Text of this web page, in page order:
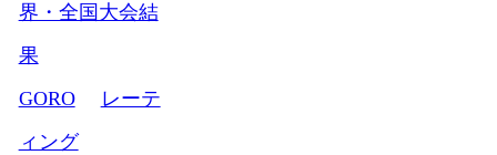
界・全国大会結
果
GORO
レーテ
ィング